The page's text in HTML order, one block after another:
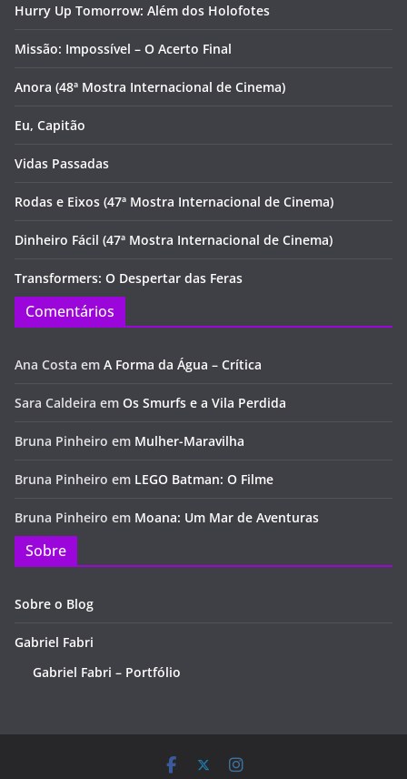
Hurry Up Tomorrow: Além dos Holofotes
Missão: Impossível – O Acerto Final
Anora (48ª Mostra Internacional de Cinema)
Eu, Capitão
Vidas Passadas
Rodas e Eixos (47ª Mostra Internacional de Cinema)
Dinheiro Fácil (47ª Mostra Internacional de Cinema)
Transformers: O Despertar das Feras
Comentários
Ana Costa em A Forma da Água – Crítica
Sara Caldeira em Os Smurfs e a Vila Perdida
Bruna Pinheiro em Mulher-Maravilha
Bruna Pinheiro em LEGO Batman: O Filme
Bruna Pinheiro em Moana: Um Mar de Aventuras
Sobre
Sobre o Blog
Gabriel Fabri
Gabriel Fabri – Portfólio